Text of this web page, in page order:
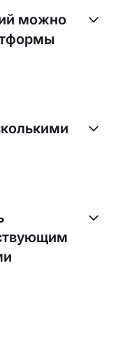
можно
Вы также
а
локацию при